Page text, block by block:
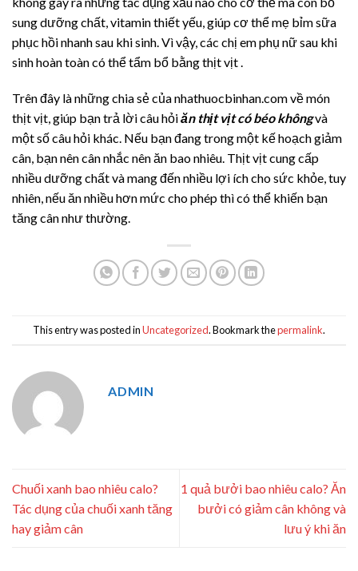
sung dưỡng chất, vitamin thiết yếu, giúp cơ thể mẹ bỉm sữa
phục hồi nhanh sau khi sinh. Vì vậy, các chị em phụ nữ sau khi
sinh hoàn toàn có thể tẩm bổ bằng thịt vịt .
Trên đây là những chia sẻ của nhathuocbinhan.com về món
thịt vịt, giúp bạn trả lời câu hỏiăn thịt vịt có béo khôngvà
một số câu hỏi khác. Nếu bạn đang trong một kế hoạch giảm
cân, bạn nên cân nhắc nên ăn bao nhiêu. Thịt vịt cung cấp
nhiều dưỡng chất và mang đến nhiều lợi ích cho sức khỏe, tuy
nhiên, nếu ăn nhiều hơn mức cho phép thì có thể khiến bạn
tăng cân như thường.
This entry was posted inUncategorized. Bookmark thepermalink.
ADMIN
Chuối xanh bao nhiêu calo?
Tác dụng của chuối xanh tăng
hay giảm cân
1 quả bưởi bao nhiêu calo? Ăn
bưởi có giảm cân không và
lưu ý khi ăn